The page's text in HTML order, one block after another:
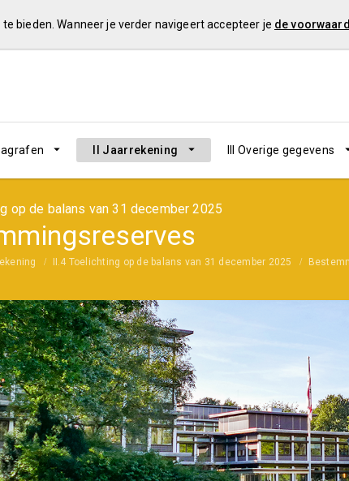
bieden. Wanneer je verder navigeert accepteer je de
II Jaarrekening III Overige gegevens
op de balans van 31 december 2025
II.4 Toelichting op de balans van 31 december 2025